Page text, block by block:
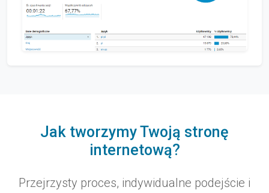
Jak tworzymy Twoją stronę
internetową?
Przejrzysty proces, indywidualne podejście i